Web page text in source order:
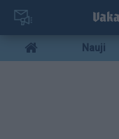
Pereiti
pagrindinį
turinį
Mobile
menu
Nauji